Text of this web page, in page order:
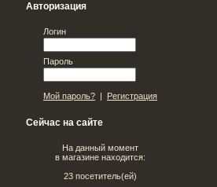
Авторизация
Логин
Пароль
Мой пароль? | Регистрация
Сейчас на сайте
На данный момент
в магазине находится:
23 посетитель(ей)